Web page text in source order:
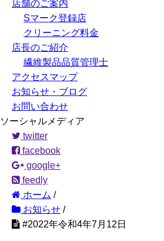
店舗のご案内
Sマーク登録店
クリーニング料金
店長のご紹介
繊維製品品質管理士
アクセスマップ
お知らせ・ブログ
お問い合わせ
ソーシャルメディア
twitter
facebook
google+
feedly
ホーム /
お知らせ /
#2022年令和4年7月12日